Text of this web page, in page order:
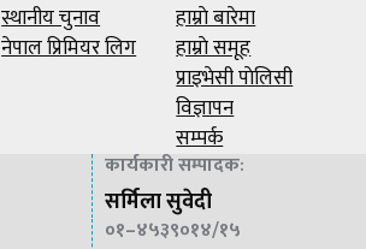
स्थानीय चुनाव
नेपाल प्रिमियर लिग
हाम्राे बारेमा
हाम्राे समूह
प्राइभेसी पाेलिसी
विज्ञापन
सम्पर्क
कार्यकारी सम्पादक:
सर्मिला सुवेदी
०१–४५३९०१४/१५